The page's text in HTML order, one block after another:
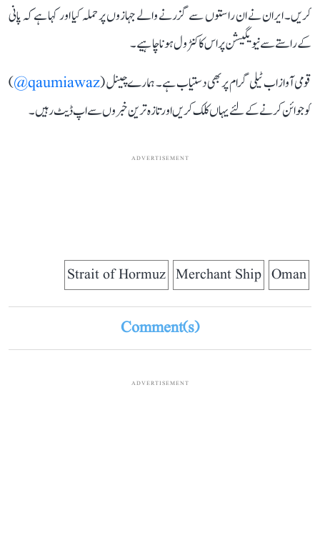
کریں۔ ایران نے ان راستوں سے گزرنے والے جہازوں پر حملہ کیا اور کہا ہے کہ پانی
کے راستے سے نیویگیشن پر اس کا کنٹرول ہونا چاہیے۔
قومی آواز اب ٹیلی گرام پر بھی دستیاب ہے۔ ہمارے چینل (qaumiawaz@
)
کو جوائن کرنے کے لئے یہاں کلک کریں اور تازہ ترین خبروں سے اپ ڈیٹ رہیں۔
ADVERTISEMENT
Oman
Merchant Ship
Strait of Hormuz
Comment(s)
ADVERTISEMENT